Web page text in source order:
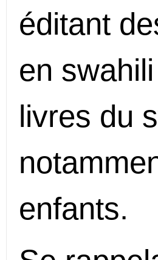
éditant
en
livres du
enfants.